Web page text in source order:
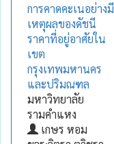
การคาดคะเนอย่างมี
เหตุผลของดัชนี
ราคาที่อยู่อาศัยใน
เขต
กรุงเทพมหานคร
และปริมณฑล
มหาวิทยาลัย
รามคำแหง
เกษร หอม